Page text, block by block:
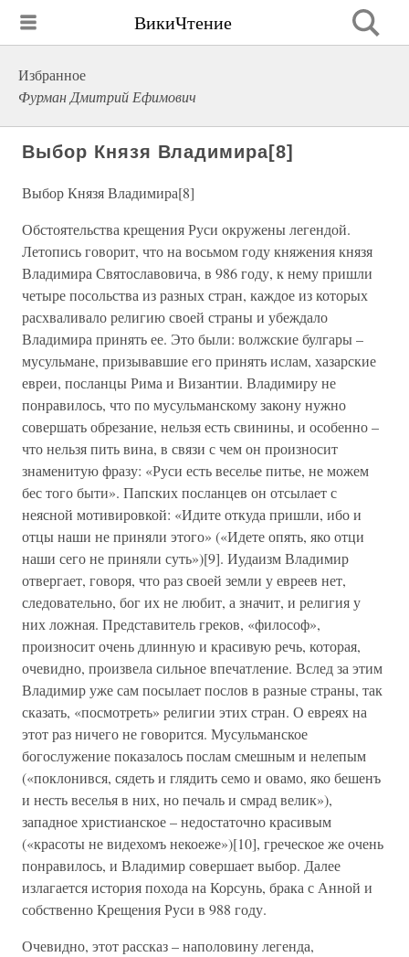
ВикиЧтение
Избранное
Фурман Дмитрий Ефимович
Выбор Князя Владимира[8]
Выбор Князя Владимира[8]
Обстоятельства крещения Руси окружены легендой.
Летопись говорит, что на восьмом году княжения князя
Владимира Святославовича, в 986 году, к нему пришли
четыре посольства из разных стран, каждое из которых
расхваливало религию своей страны и убеждало
Владимира принять ее. Это были: волжские булгары –
мусульмане, призывавшие его принять ислам, хазарские
евреи, посланцы Рима и Византии. Владимиру не
понравилось, что по мусульманскому закону нужно
совершать обрезание, нельзя есть свинины, и особенно –
что нельзя пить вина, в связи с чем он произносит
знаменитую фразу: «Руси есть веселье питье, не можем
бес того быти». Папских посланцев он отсылает с
неясной мотивировкой: «Идите откуда пришли, ибо и
отцы наши не приняли этого» («Идете опять, яко отци
наши сего не приняли суть»)[9]. Иудаизм Владимир
отвергает, говоря, что раз своей земли у евреев нет,
следовательно, бог их не любит, а значит, и религия у
них ложная. Представитель греков, «философ»,
произносит очень длинную и красивую речь, которая,
очевидно, произвела сильное впечатление. Вслед за этим
Владимир уже сам посылает послов в разные страны, так
сказать, «посмотреть» религии этих стран. О евреях на
этот раз ничего не говорится. Мусульманское
богослужение показалось послам смешным и нелепым
(«поклонився, сядеть и глядить семо и овамо, яко бешенъ
и несть веселья в них, но печаль и смрад велик»),
западное христианское – недостаточно красивым
(«красоты не видехомъ некоеже»)[10], греческое же очень
понравилось, и Владимир совершает выбор. Далее
излагается история похода на Корсунь, брака с Анной и
собственно Крещения Руси в 988 году.
Очевидно, этот рассказ – наполовину легенда,